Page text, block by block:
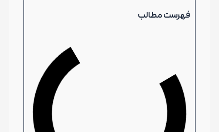
فهرست مطالب